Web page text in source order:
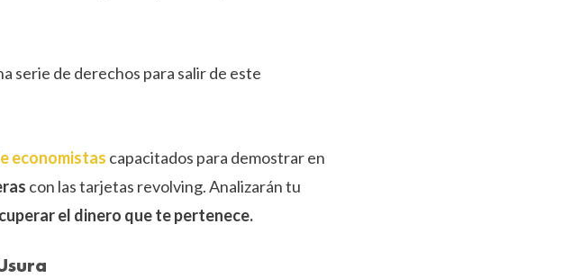
serie de derechos para salir de este
economistas capacitados para demostrar en
con las tarjetas revolving. Analizarán tu
el dinero que te pertenece.